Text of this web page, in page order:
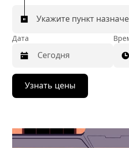
Укажите пункт
Дата
Нажмите
стрелку
вниз,
календарю
Узнать цены